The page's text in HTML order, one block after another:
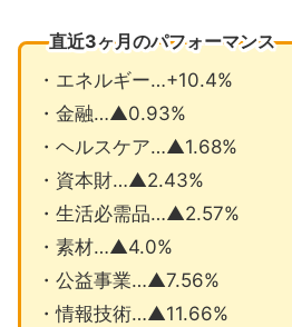
直近3ヶ月のパフォーマンス
・エネルギー…+10.4%
・金融…▲0.93%
・ヘルスケア…▲1.68%
・資本財…▲2.43%
・生活必需品…▲2.57%
・素材…▲4.0%
・公益事業…▲7.56%
・情報技術…▲11.66%